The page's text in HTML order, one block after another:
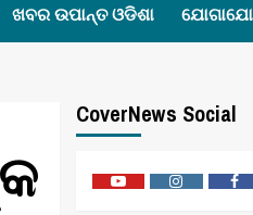
ଖବର ଉପାନ୍ତ ଓଡିଶା
CoverNews Social
YoutubeVimeo